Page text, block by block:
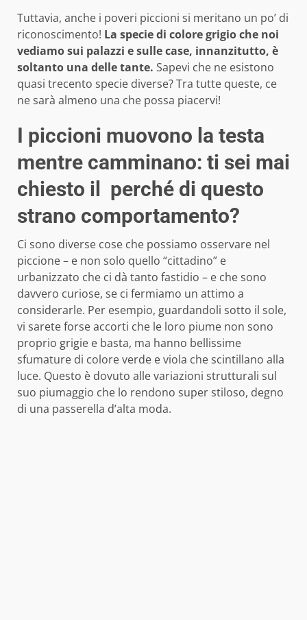
Tuttavia, anche i poveri piccioni si meritano un po’ di
riconoscimento! La specie di colore grigio che noi
vediamo sui palazzi e sulle case, innanzitutto, è
soltanto una delle tante. Sapevi che ne esistono
quasi trecento specie diverse? Tra tutte queste, ce
ne sarà almeno una che possa piacervi!
I piccioni muovono la testa
mentre camminano: ti sei mai
chiesto il perché di questo
strano comportamento?
Ci sono diverse cose che possiamo osservare nel
piccione – e non solo quello “cittadino” e
urbanizzato che ci dà tanto fastidio – e che sono
davvero curiose, se ci fermiamo un attimo a
considerarle. Per esempio, guardandoli sotto il sole,
vi sarete forse accorti che le loro piume non sono
proprio grigie e basta, ma hanno bellissime
sfumature di colore verde e viola che scintillano alla
luce. Questo è dovuto alle variazioni strutturali sul
suo piumaggio che lo rendono super stiloso, degno
di una passerella d’alta moda.